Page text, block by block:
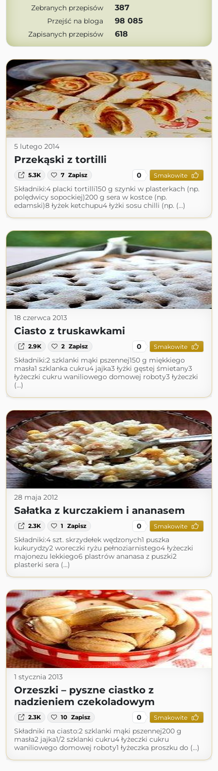
Zebranych przepisów 387
Przejść na bloga 98 085
Zapisanych przepisów 618
5 lutego 2014
Przekąski z tortilli
5.3K 7 Zapisz 0 Smakowite
Składniki:4 placki tortilli150 g szynki w plasterkach (np.
polędwicy sopockiej)200 g sera w kostce (np.
edamski)8 łyżek ketchupu4 łyżki sosu chilli (np. (...)
18 czerwca 2013
Ciasto z truskawkami
2.9K 2 Zapisz 0 Smakowite
Składniki:2 szklanki mąki pszennej150 g miękkiego
masła1 szklanka cukru4 jajka3 łyżki gęstej śmietany3
łyżeczki cukru waniliowego domowej roboty3 łyżeczki
(...)
28 maja 2012
Sałatka z kurczakiem i ananasem
2.3K 1 Zapisz 0 Smakowite
Składniki:4 szt. skrzydełek wędzonych1 puszka
kukurydzy2 woreczki ryżu pełnoziarnistego4 łyżeczki
majonezu lekkiego6 plastrów ananasa z puszki2
plasterki sera (...)
1 stycznia 2013
Orzeszki – pyszne ciastko z
nadzieniem czekoladowym
2.3K 10 Zapisz 0 Smakowite
Składniki na ciasto:2 szklanki mąki pszennej200 g
masła2 jajka1/2 szklanki cukru4 łyżeczki cukru
waniliowego domowej roboty1 łyżeczka proszku do (...)